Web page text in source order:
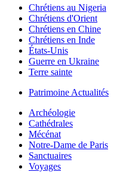
Chrétiens au Nigeria
Chrétiens d'Orient
Chrétiens en Chine
Chrétiens en Inde
États-Unis
Guerre en Ukraine
Terre sainte
Patrimoine Actualités
Archéologie
Cathédrales
Mécénat
Notre-Dame de Paris
Sanctuaires
Voyages